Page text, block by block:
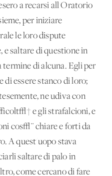
a recarsi all'Oratorio
per iniziare
le loro dispute
e saltare di questione in
termine di alcuna. Egli per
di essere stanco di loro;
ne udiva con
e gli strafalcioni, e
cos√¨ chiare e forti da
A quest'uopo stava
saltare di palo in
come cercano di fare